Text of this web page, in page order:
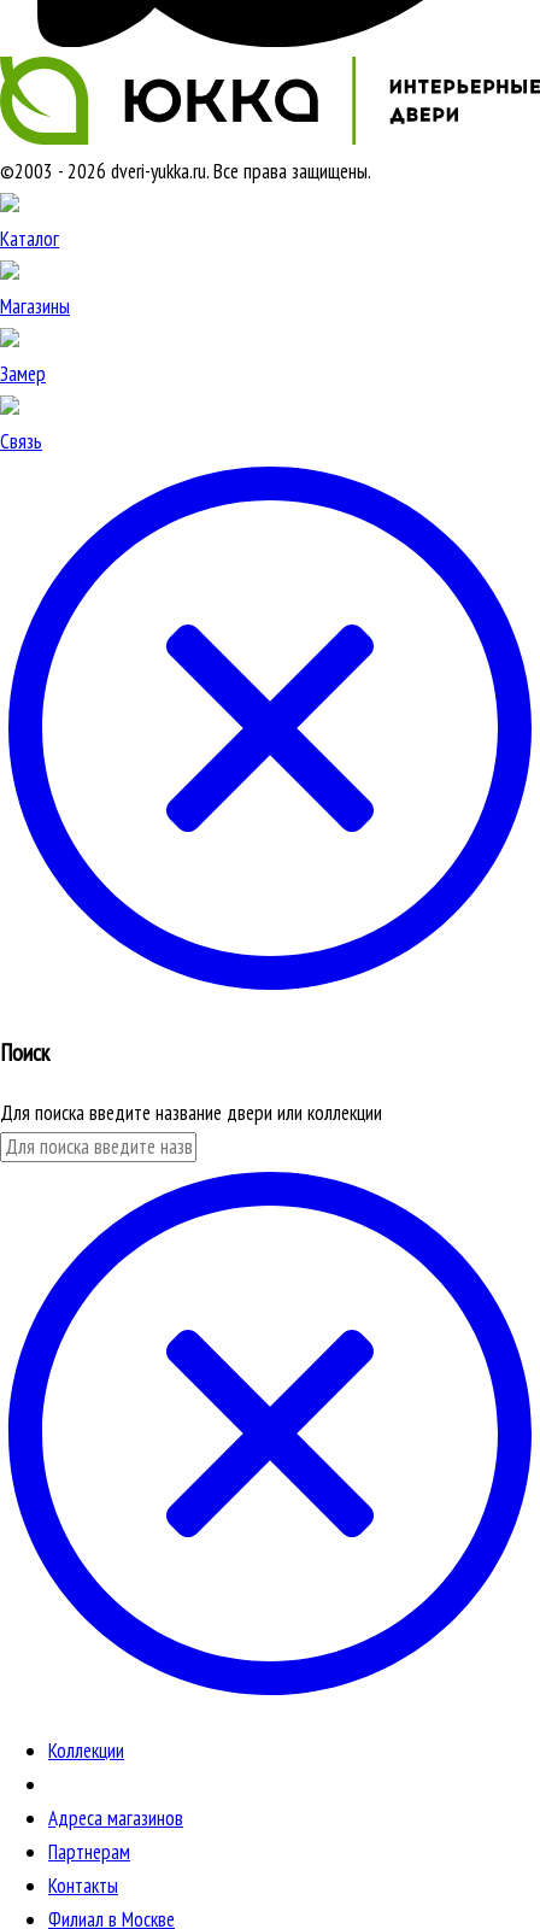
©2003 - 2026 dveri-yukka.ru. Все права защищены.
Каталог
Магазины
Замер
Связь
Поиск
Для поиска введите название двери или коллекции
Коллекции
Адреса магазинов
Партнерам
Контакты
Филиал в Москве